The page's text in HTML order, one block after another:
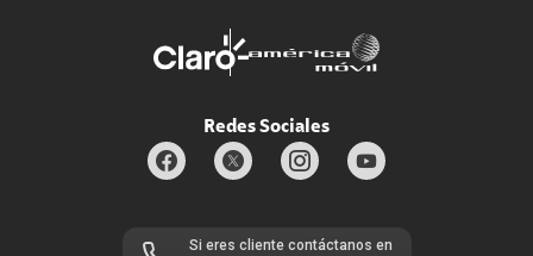
Estado de Servicios
Redes Sociales
Si eres cliente contáctanos en